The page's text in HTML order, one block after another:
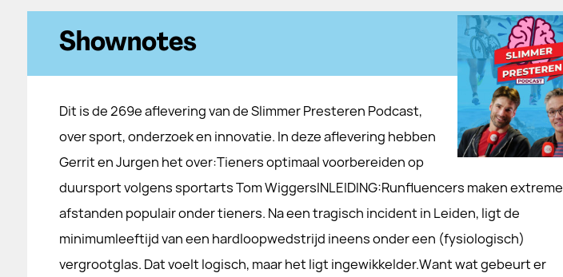
Shownotes
Dit is de 269e aflevering van de Slimmer Presteren Podcast,
over sport, onderzoek en innovatie. In deze aflevering hebben
Gerrit en Jurgen het over:Tieners optimaal voorbereiden op
duursport volgens sportarts Tom WiggersINLEIDING:Runfluencers maken extreme
afstanden populair onder tieners. Na een tragisch incident in Leiden, ligt de
minimumleeftijd van een hardloopwedstrijd ineens onder een (fysiologisch)
vergrootglas. Dat voelt logisch, maar het ligt ingewikkelder.Want wat gebeurt er